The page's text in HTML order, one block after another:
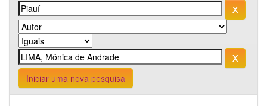
Iniciar uma nova pesquisa